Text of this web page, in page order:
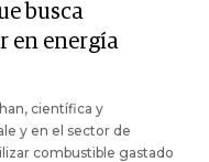
busca
en energía
científica y
y en el sector de
combustible gastado